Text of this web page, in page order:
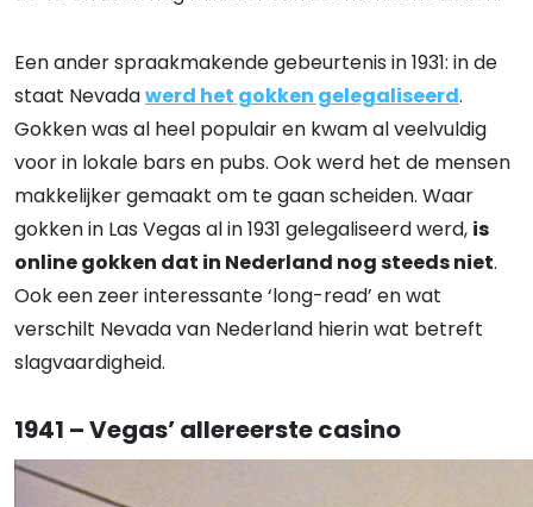
Een ander spraakmakende gebeurtenis in 1931: in de
staat Nevadawerd het gokken gelegaliseerd.
Gokken was al heel populair en kwam al veelvuldig
voor in lokale bars en pubs. Ook werd het de mensen
makkelijker gemaakt om te gaan scheiden. Waar
gokken in Las Vegas al in 1931 gelegaliseerd werd, is
online gokken dat in Nederland nog steeds niet.
Ook een zeer interessante ‘long-read’ en wat
verschilt Nevada van Nederland hierin wat betreft
slagvaardigheid.
1941 – Vegas’ allereerste casino